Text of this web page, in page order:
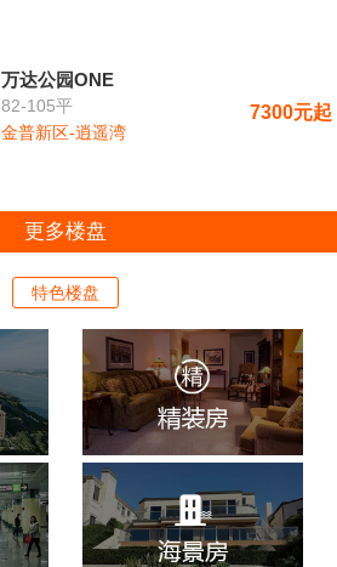
万达公园ONE
82-105平
金普新区-逍遥湾
7300元起
更多楼盘
特色楼盘